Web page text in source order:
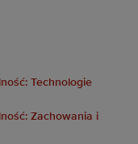
Technologie
Zachowania i